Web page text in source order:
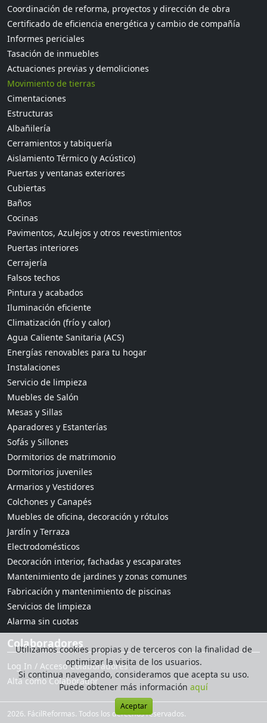
Utilizamos cookies propias y de terceros con la finalidad de
optimizar la visita de los usuarios.
Si continua navegando, consideramos que acepta su uso.
Puede obtener más información aquí
Aceptar
Coordinación de reforma, proyectos y dirección de obra
Certificado de eficiencia energética y cambio de compañía
Informes periciales
Tasación de inmuebles
Actuaciones previas y demoliciones
Movimiento de tierras
Cimentaciones
Estructuras
Albañilería
Cerramientos y tabiquería
Aislamiento Térmico (y Acústico)
Puertas y ventanas exteriores
Cubiertas
Baños
Cocinas
Pavimentos, Azulejos y otros revestimientos
Puertas interiores
Cerrajería
Falsos techos
Pintura y acabados
Iluminación eficiente
Climatización (frío y calor)
Agua Caliente Sanitaria (ACS)
Energías renovables para tu hogar
Instalaciones
Servicio de limpieza
Muebles de Salón
Mesas y Sillas
Aparadores y Estanterías
Sofás y Sillones
Dormitorios de matrimonio
Dormitorios juveniles
Armarios y Vestidores
Colchones y Canapés
Muebles de oficina, decoración y rótulos
Jardín y Terraza
Electrodomésticos
Decoración interior, fachadas y escaparates
Mantenimiento de jardines y zonas comunes
Fabricación y mantenimiento de piscinas
Servicios de limpieza
Alarma sin cuotas
Colaboradores
Log In / Acceso Colaboradores
Alta como Colaborador
2026. FácilReformas. Todos los derechos reservados.